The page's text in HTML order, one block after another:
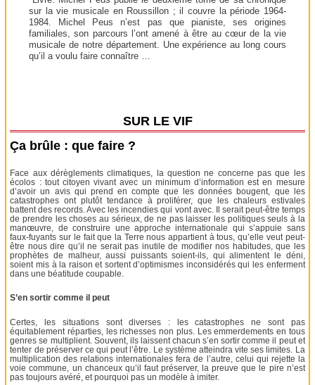
sur la vie musicale en Roussillon ; il couvre la période 1964-
1984. Michel Peus n’est pas que pianiste, ses origines
familiales, son parcours l’ont amené à être au cœur de la vie
musicale de notre département. Une expérience au long cours
qu’il a voulu faire connaître …
SUR LE VIF
Ça brûle : que faire ?
Face aux dérèglements climatiques, la question ne concerne pas que les
écolos : tout citoyen vivant avec un minimum d’information est en mesure
d’avoir un avis qui prend en compte que les données bougent, que les
catastrophes ont plutôt tendance à proliférer, que les chaleurs estivales
battent des records. Avec les incendies qui vont avec. Il serait peut-être temps
de prendre les choses au sérieux, de ne pas laisser les politiques seuls à la
manœuvre, de construire une approche internationale qui s’appuie sans
faux-fuyants sur le fait que la Terre nous appartient à tous, qu’elle veut peut-
être nous dire qu’il ne serait pas inutile de modifier nos habitudes, que les
prophètes de malheur, aussi puissants soient-ils, qui alimentent le déni,
soient mis à la raison et sortent d’optimismes inconsidérés qui les enferment
dans une béatitude coupable.
S’en sortir comme il peut
Certes, les situations sont diverses : les catastrophes ne sont pas
équitablement réparties, les richesses non plus. Les emmerdements en tous
genres se multiplient. Souvent, ils laissent chacun s’en sortir comme il peut et
tenter de préserver ce qui peut l’être. Le système atteindra vite ses limites. La
multiplication des relations internationales fera de l’autre, celui qui rejette la
voie commune, un chanceux qu’il faut préserver, la preuve que le pire n’est
pas toujours avéré, et pourquoi pas un modèle à imiter.